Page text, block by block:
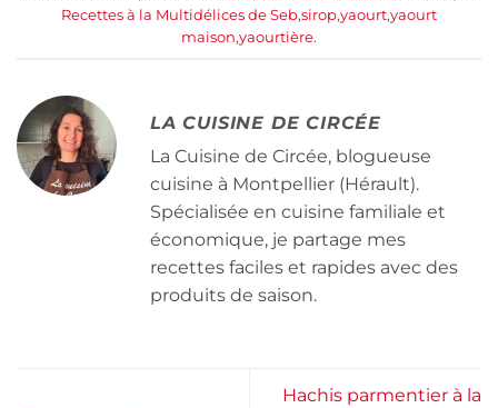
Recettes à la Multidélices de Seb,sirop,yaourt,yaourt
maison,yaourtière.
LA CUISINE DE CIRCÉE
La Cuisine de Circée, blogueuse
cuisine à Montpellier (Hérault).
Spécialisée en cuisine familiale et
économique, je partage mes
recettes faciles et rapides avec des
produits de saison.
Hachis parmentier à la